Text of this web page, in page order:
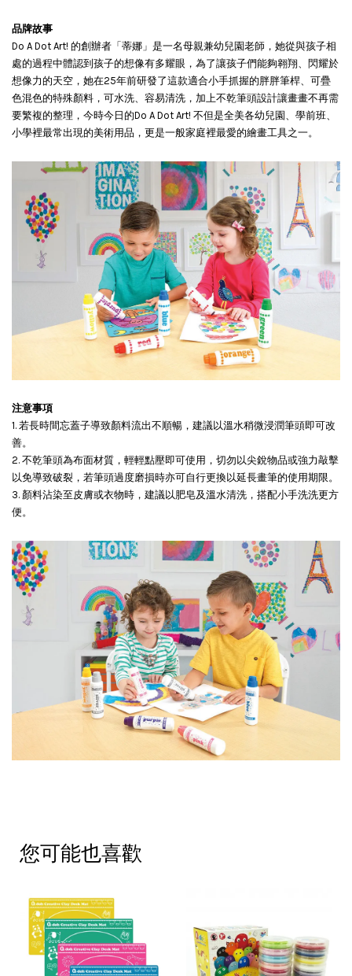
品牌故事
Do A Dot Art! 的創辦者「蒂娜」是一名母親兼幼兒園老師，她從與孩子相
處的過程中體認到孩子的想像有多耀眼，為了讓孩子們能夠翱翔、閃耀於
想像力的天空，她在25年前研發了這款適合小手抓握的胖胖筆桿、可疊
色混色的特殊顏料，可水洗、容易清洗，加上不乾筆頭設計讓畫畫不再需
要繁複的整理，今時今日的Do A Dot Art! 不但是全美各幼兒園、學前班、
小學裡最常出現的美術用品，更是一般家庭裡最愛的繪畫工具之一。
注意事項
1. 若長時間忘蓋子導致顏料流出不順暢，建議以溫水稍微浸潤筆頭即可改
善。
2. 不乾筆頭為布面材質，輕輕點壓即可使用，切勿以尖銳物品或強力敲擊
以免導致破裂，若筆頭過度磨損時亦可自行更換以延長畫筆的使用期限。
3. 顏料沾染至皮膚或衣物時，建議以肥皂及溫水清洗，搭配小手洗洗更方
便。
您可能也喜歡